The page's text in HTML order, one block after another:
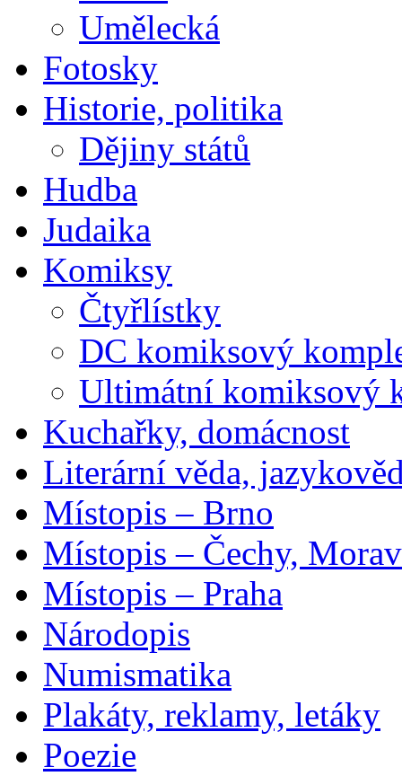
Umělecká
Fotosky
Historie, politika
Dějiny států
Hudba
Judaika
Komiksy
Čtyřlístky
DC komiksový
Ultimátní komiksový
Kuchařky, domácnost
Literární věda,
Místopis – Brno
Místopis – Čechy,
Místopis – Praha
Národopis
Numismatika
Plakáty, reklamy, letáky
Poezie